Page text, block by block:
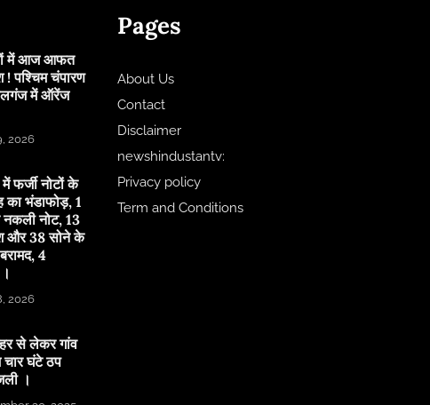
में आज आफत
! पश्चिम चंपारण
में ऑरेंज
2026
में फर्जी नोटों के
का भंडाफोड़, 1
नोट, 13
और 38 सोने के
4
2026
से लेकर गांव
घंटे ठप
।
Pages
About Us
Contact
Disclaimer
newshindustantv:
Privacy policy
Term and Conditions